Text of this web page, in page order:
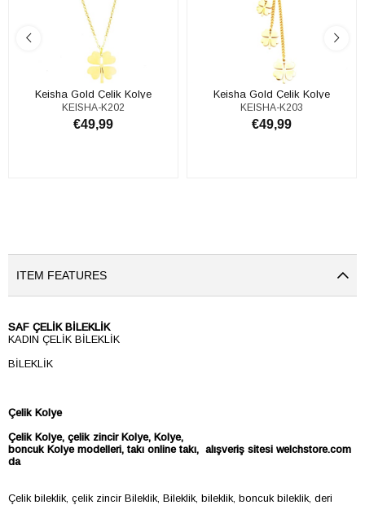
Keisha Gold Çelik Kolye
KEISHA-K202
€49,99
Keisha Gold Çelik Kolye
KEISHA-K203
€49,99
ITEM FEATURES
SAF ÇELİK BİLEKLİK
KADIN ÇELİK BİLEKLİK
BİLEKLİK
Çelik Kolye
Çelik Kolye, çelik zincir Kolye, Kolye,
boncuk Kolye modelleri, takı online takı, alışveriş sitesi welchstore.com
da
Çelik bileklik, çelik zincir Bileklik, Bileklik, bileklik, boncuk bileklik, deri